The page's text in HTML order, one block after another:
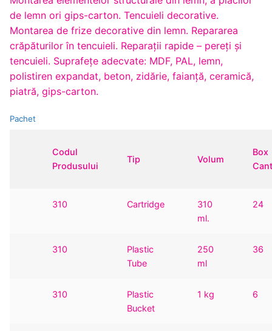
de lemn ori gips-carton. Tencuieli decorative.
Montarea de frize decorative din lemn. Repararea
crăpăturilor în tencuieli. Reparaţii rapide – pereţi şi
tencuieli. Suprafeţe adecvate: MDF, PAL, lemn,
polistiren expandat, beton, zidărie, faianţă, ceramică,
piatră, gips-carton.
Pachet
Codul
Produsului
Tip Volum
Box
310 Cartridge
310
ml.
24
310
Plastic
Tube
250
ml
36
310
Plastic
Bucket
1 kg 6